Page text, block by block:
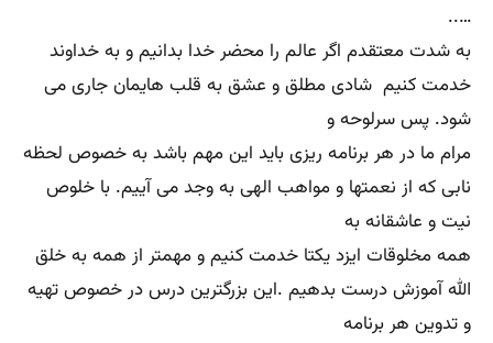
…..
به شدت معتقدم اگر عالم را محضر خدا بدانیم و به خداوند
خدمت کنیم شادی مطلق و عشق به قلب هایمان جاری می
شود. پس سرلوحه و
مرام ما در هر برنامه ریزی باید این مهم باشد به خصوص لحظه
نابی که از نعمتها و مواهب الهی به وجد می آییم. با خلوص
نیت و عاشقانه به
همه مخلوقات ایزد یکتا خدمت کنیم و مهمتر از همه به خلق
الله آموزش درست بدهیم .این بزرگترین درس در خصوص تهیه
و تدوین هر برنامه